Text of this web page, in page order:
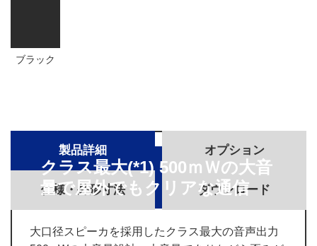
ブラック
製品詳細 オプション
仕様・外形寸法 ダウンロード
クラス最大(*1) 500ｍＷの大音
量で屋外でもクリアな通信
大口径スピーカを採用したクラス最大の音声出力